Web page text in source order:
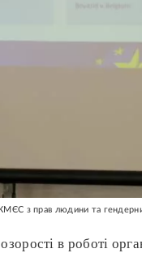
з прав людини та
в роботі